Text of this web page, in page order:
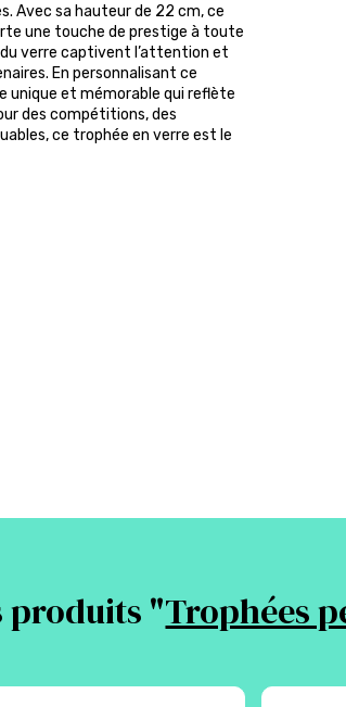
Avec sa hauteur de 22 cm, ce
une touche de prestige à toute
verre captivent l’attention et
En personnalisant ce
unique et mémorable qui reflète
des compétitions, des
ce trophée en verre est le
produits "Trophées